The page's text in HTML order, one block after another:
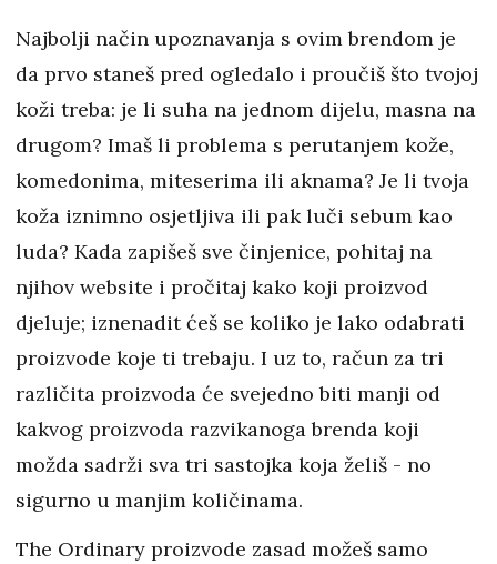
Najbolji način upoznavanja s ovim brendom je
da prvo staneš pred ogledalo i proučiš što tvojoj
koži treba: je li suha na jednom dijelu, masna na
drugom? Imaš li problema s perutanjem kože,
komedonima, miteserima ili aknama? Je li tvoja
koža iznimno osjetljiva ili pak luči sebum kao
luda? Kada zapišeš sve činjenice, pohitaj na
njihov website i pročitaj kako koji proizvod
djeluje; iznenadit ćeš se koliko je lako odabrati
proizvode koje ti trebaju. I uz to, račun za tri
različita proizvoda će svejedno biti manji od
kakvog proizvoda razvikanoga brenda koji
možda sadrži sva tri sastojka koja želiš - no
sigurno u manjim količinama.
The Ordinary proizvode zasad možeš samo